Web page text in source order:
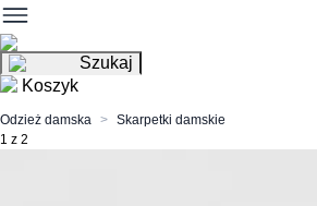
Szukaj
Koszyk
Odzież damska
Skarpetki damskie
1 z 2